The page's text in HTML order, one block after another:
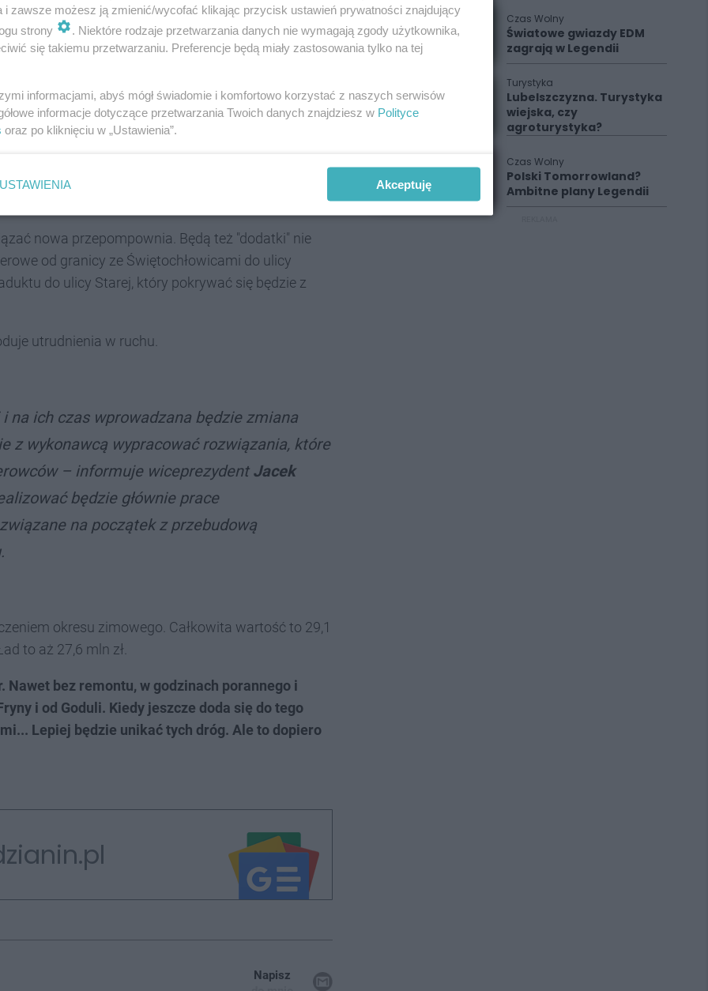
miasta – mówiMichał Pierończyk,
obejmuje między innymi budowę nowej
rejonu wiaduktu kolejowego
miejsce i tym samym utrudniało
nowa przepompownia. Będą też "dodatki" nie
od granicy ze Świętochłowicami do ulicy
do ulicy Starej, który pokrywać się będzie z
utrudnienia w ruchu.
na ich czas wprowadzana będzie zmiana
z wykonawcą wypracować rozwiązania, które
– informuje wiceprezydent Jacek
będzie głównie prace
na początek z przebudową
okresu zimowego. Całkowita wartość to 29,1
to aż 27,6 mln zł.
bez remontu, w godzinach porannego i
i od Goduli. Kiedy jeszcze doda się do tego
Lepiej będzie unikać tych dróg. Ale to dopiero
Napisz
Czas Wolny
Światowe gwiazdy EDM
zagrają w Legendii
Turystyka
Lubelszczyzna. Turystyka
wiejska, czy
agroturystyka?
Czas Wolny
Polski Tomorrowland?
Ambitne plany Legendii
i zawsze możesz ją zmienić/wycofać klikając przycisk ustawień prywatności znajdujący
strony
. Niektóre rodzaje przetwarzania danych nie wymagają zgody użytkownika,
się takiemu przetwarzaniu. Preferencje będą miały zastosowania tylko na tej
informacjami, abyś mógł świadomie i komfortowo korzystać z naszych serwisów
informacje dotyczące przetwarzania Twoich danych znajdziesz w Polityce
oraz po kliknięciu w „Ustawienia”.
USTAWIENIA Akceptuję